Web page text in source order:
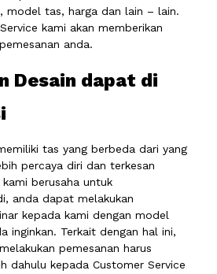
model tas, harga dan lain – lain.
kami akan memberikan
anda.
Desain dapat di
tas yang berbeda dari yang
percaya diri dan terkesan
berusaha untuk
anda dapat melakukan
kepada kami dengan model
inginkan. Terkait dengan hal ini,
pemesanan harus
dahulu kepada Customer Service